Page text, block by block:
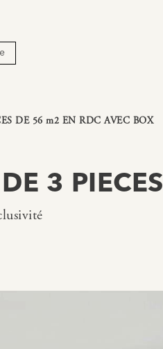
DE 56 m2 EN RDC AVEC BOX
3